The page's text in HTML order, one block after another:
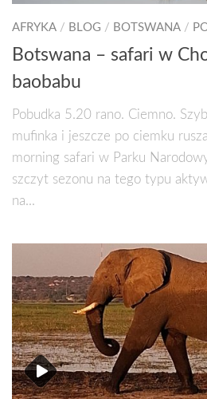
AFRYKA / BLOG / BOTSWANA /
Botswana – safari w
baobabu
Pobudka 5.20 rano. Ciemno.
mufinka i jeszcze po ciemku
morning safari w Parku
szczyt sezonu na tego typu
na...